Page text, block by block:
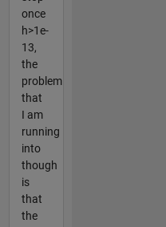
once
h>1e-
13,
the
problem
that
I am
running
into
though
is
that
the